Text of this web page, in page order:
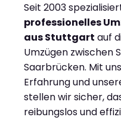
Seit 2003
professionelles
aus Stuttgart auf
Umzügen zwischen
Saarbrücken. Mit
Erfahrung und
stellen wir sicher,
reibungslos und